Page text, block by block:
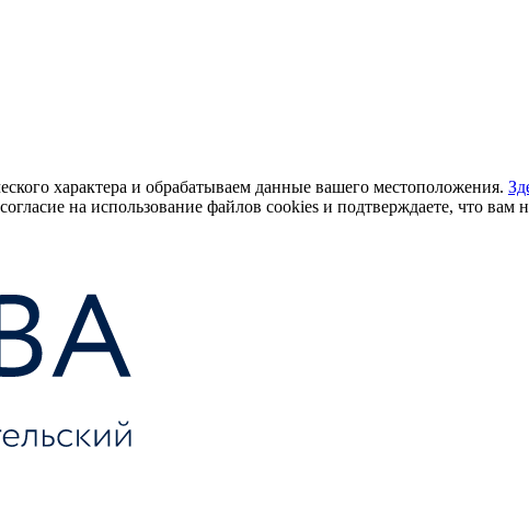
характера и обрабатываем данные вашего местоположения.
на использование файлов cookies и подтверждаете, что вам